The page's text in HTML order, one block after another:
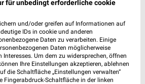
Donnerstag" Themen entdecken!
für unbedingt erforderliche cookie
und/oder greifen auf Informationen auf
IDs in cookie und anderen
Daten zu verarbeiten. Einige
Daten möglicherweise
Um dem zu widersprechen, öffnen
Ihre Einstellungen akzeptieren, ablehnen
die Schaltfläche „Einstellungen verwalten“
Fingerabdruck-Schaltfläche in der linken